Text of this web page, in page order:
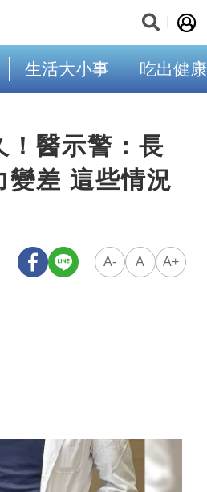
生活大小事 吃出健康
！醫示警：長
變差 這些情況
A- A A+